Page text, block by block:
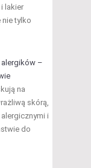
lakier
nie tylko
–
na
skórą,
i
do